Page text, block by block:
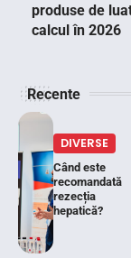
produse de
calcul în 2026
Recente
DIVERSE
Când este
recomandată
rezecția
hepatică?